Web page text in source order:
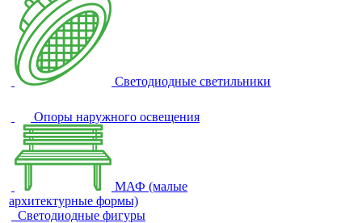
Светодиодные светильники
Опоры наружного освещения
МАФ (малые
архитектурные формы)
Светодиодные фигуры